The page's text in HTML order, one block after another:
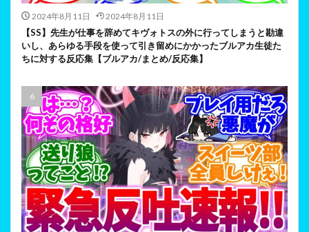
2024年8月11日 2024年8月11日
【SS】先生が仕事を辞めてキヴォトスの外に行ってしまうと勘違
いし、あらゆる手段を使って引き留めにかかったブルアカ生徒た
ちに対する反応集【ブルアカ/まとめ/反応集】